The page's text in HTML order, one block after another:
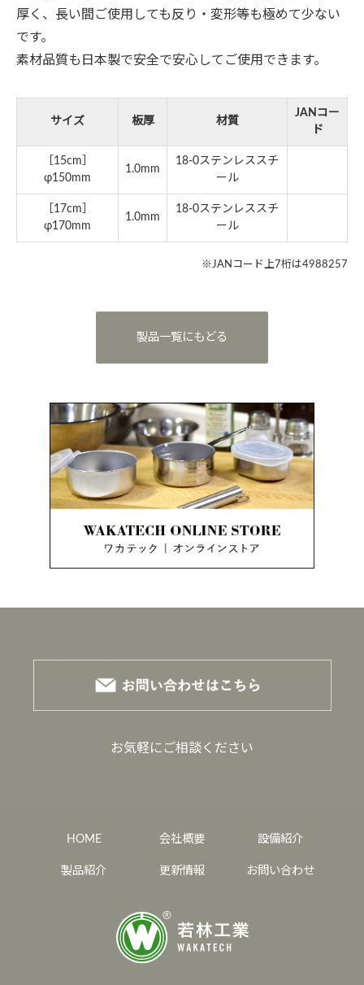
厚く、長い間ご使用しても反り・変形等も極めて少ない
です。
素材品質も日本製で安全で安心してご使用できます。
サイズ 板厚 材質
JANコー
ド
［15cm］
φ150mm
1.0mm
18‐0ステンレススチ
ール
［17cm］
φ170mm
1.0mm
18‐0ステンレススチ
ール
※JANコード上7桁は4988257
製品一覧にもどる
お気軽にご相談ください
HOME 会社概要 設備紹介
製品紹介 更新情報 お問い合わせ